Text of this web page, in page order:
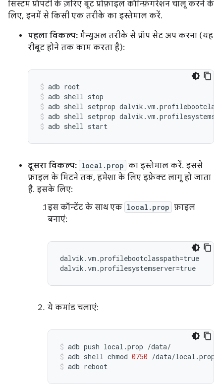
सिस्टम प्रॉपर्टी के ज़रिए बूट प्रोफ़ाइल कॉन्फ़िगरेशन चालू करने के
लिए, इनमें से किसी एक तरीके का इस्तेमाल करें.
पहला विकल्प: मैन्युअल तरीके से प्रॉप सेट अप करना (यह
रीबूट होने तक काम करता है):
adb root
adb shell stop
adb shell setprop
adb shell setprop
adb shell start
दूसरा विकल्प: local.prop का इस्तेमाल करें. इससे
फ़ाइल के मिटने तक, हमेशा के लिए इफ़ेक्ट लागू हो जाता
है. इसके लिए:
इस कॉन्टेंट के साथ एक local.prop फ़ाइल
बनाएं:
dalvik.vm.profilebootclasspath=true
ये कमांड चलाएं:
adb push local.prop /data/
adb shell chmod 0750 /data/local.prop
adb reboot